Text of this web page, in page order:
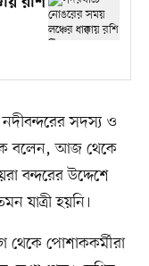
সদস্য ও
বলেন, আজ থেকে
বন্দরের উদ্দেশে
যাত্রী হয়নি।
পোশাককর্মীরা